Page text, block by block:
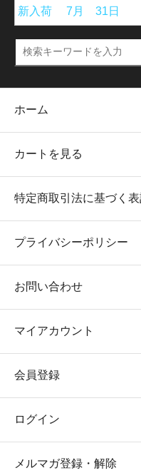
ホーム
カートを見る
特定商取引法に基づく
プライバシーポリシー
お問い合わせ
マイアカウント
会員登録
ログイン
メルマガ登録・解除